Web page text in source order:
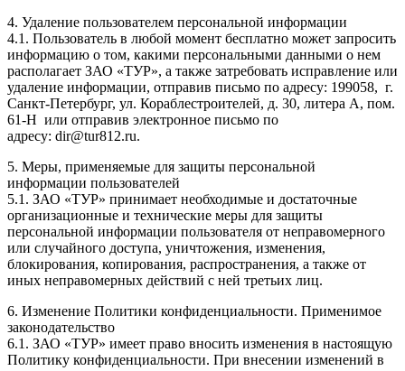
4. Удаление пользователем персональной информации
4.1. Пользователь в любой момент бесплатно может запросить
информацию о том, какими персональными данными о нем
располагает ЗАО «ТУР», а также затребовать исправление или
удаление информации, отправив письмо по адресу: 199058, г.
Санкт-Петербург, ул. Кораблестроителей, д. 30, литера А, пом.
61-Н или отправив электронное письмо по
адресу: dir@tur812.ru.
5. Меры, применяемые для защиты персональной
информации пользователей
5.1. ЗАО «ТУР» принимает необходимые и достаточные
организационные и технические меры для защиты
персональной информации пользователя от неправомерного
или случайного доступа, уничтожения, изменения,
блокирования, копирования, распространения, а также от
иных неправомерных действий с ней третьих лиц.
6. Изменение Политики конфиденциальности. Применимое
законодательство
6.1. ЗАО «ТУР» имеет право вносить изменения в настоящую
Политику конфиденциальности. При внесении изменений в